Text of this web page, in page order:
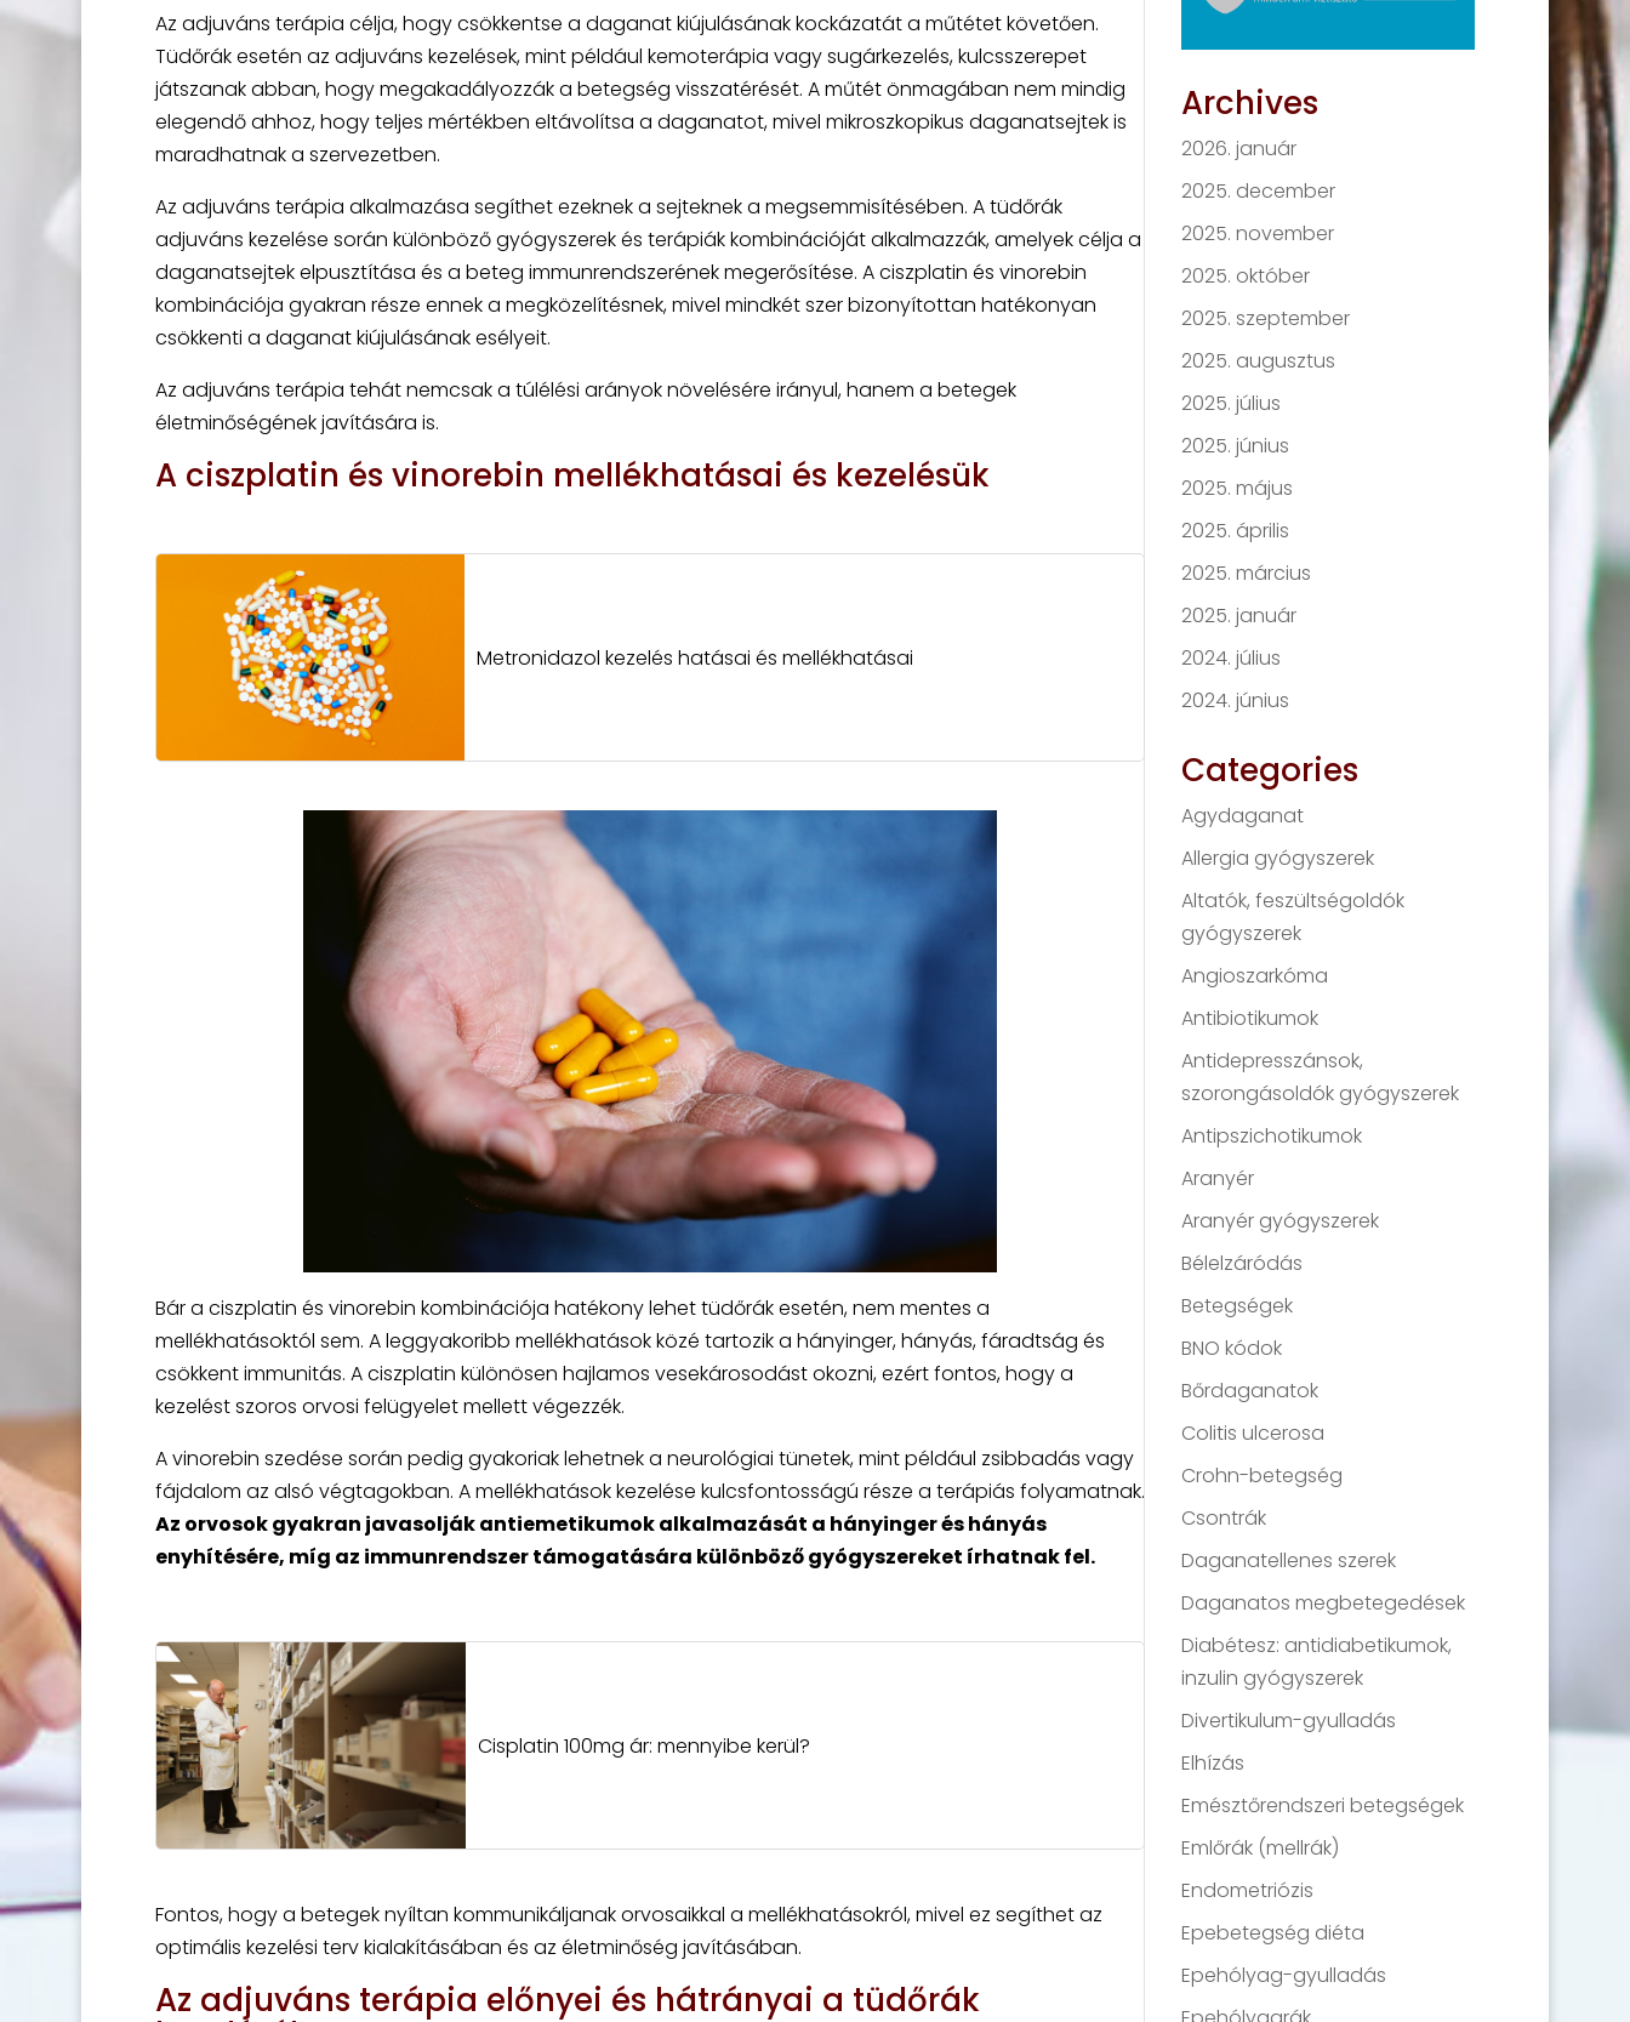
Az adjuváns terápia célja, hogy csökkentse a daganat kiújulásának kockázatát a műtétet követően.
Tüdőrák esetén az adjuváns kezelések, mint például kemoterápia vagy sugárkezelés, kulcsszerepet
játszanak abban, hogy megakadályozzák a betegség visszatérését. A műtét önmagában nem mindig
elegendő ahhoz, hogy teljes mértékben eltávolítsa a daganatot, mivel mikroszkopikus daganatsejtek is
maradhatnak a szervezetben.
Az adjuváns terápia alkalmazása segíthet ezeknek a sejteknek a megsemmisítésében. A tüdőrák
adjuváns kezelése során különböző gyógyszerek és terápiák kombinációját alkalmazzák, amelyek célja a
daganatsejtek elpusztítása és a beteg immunrendszerének megerősítése. A ciszplatin és vinorebin
kombinációja gyakran része ennek a megközelítésnek, mivel mindkét szer bizonyítottan hatékonyan
csökkenti a daganat kiújulásának esélyeit.
Az adjuváns terápia tehát nemcsak a túlélési arányok növelésére irányul, hanem a betegek
életminőségének javítására is.
A ciszplatin és vinorebin mellékhatásai és kezelésük
Metronidazol kezelés hatásai és mellékhatásai
Bár a ciszplatin és vinorebin kombinációja hatékony lehet tüdőrák esetén, nem mentes a
mellékhatásoktól sem. A leggyakoribb mellékhatások közé tartozik a hányinger, hányás, fáradtság és
csökkent immunitás. A ciszplatin különösen hajlamos vesekárosodást okozni, ezért fontos, hogy a
kezelést szoros orvosi felügyelet mellett végezzék.
A vinorebin szedése során pedig gyakoriak lehetnek a neurológiai tünetek, mint például zsibbadás vagy
fájdalom az alsó végtagokban. A mellékhatások kezelése kulcsfontosságú része a terápiás folyamatnak.
Az orvosok gyakran javasolják antiemetikumok alkalmazását a hányinger és hányás
enyhítésére, míg az immunrendszer támogatására különböző gyógyszereket írhatnak fel.
Cisplatin 100mg ár: mennyibe kerül?
Fontos, hogy a betegek nyíltan kommunikáljanak orvosaikkal a mellékhatásokról, mivel ez segíthet az
optimális kezelési terv kialakításában és az életminőség javításában.
Az adjuváns terápia előnyei és hátrányai a tüdőrák
Archives
2026. január
2025. december
2025. november
2025. október
2025. szeptember
2025. augusztus
2025. július
2025. június
2025. május
2025. április
2025. március
2025. január
2024. július
2024. június
Categories
Agydaganat
Allergia gyógyszerek
Altatók, feszültségoldók
gyógyszerek
Angioszarkóma
Antibiotikumok
Antidepresszánsok,
szorongásoldók gyógyszerek
Antipszichotikumok
Aranyér
Aranyér gyógyszerek
Bélelzáródás
Betegségek
BNO kódok
Bőrdaganatok
Colitis ulcerosa
Crohn-betegség
Csontrák
Daganatellenes szerek
Daganatos megbetegedések
Diabétesz: antidiabetikumok,
inzulin gyógyszerek
Divertikulum-gyulladás
Elhízás
Emésztőrendszeri betegségek
Emlőrák (mellrák)
Endometriózis
Epebetegség diéta
Epehólyag-gyulladás